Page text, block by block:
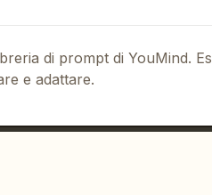
Pollo AI e
un breve spot di
di prompt di YouMind.
e adattare.